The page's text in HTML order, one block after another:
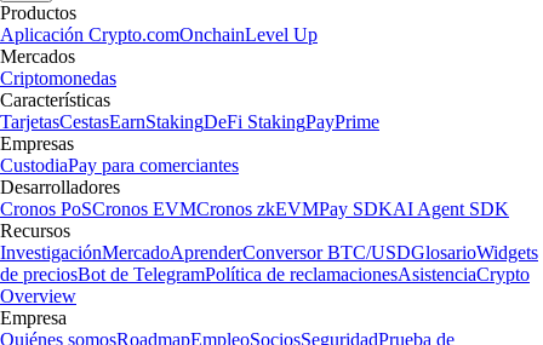
Productos
Aplicación Crypto.comOnchainLevel Up
Mercados
Criptomonedas
Características
TarjetasCestasEarnStakingDeFi StakingPayPrime
Empresas
CustodiaPay para comerciantes
Desarrolladores
Cronos PoSCronos EVMCronos zkEVMPay SDKAI Agent SDK
Recursos
InvestigaciónMercadoAprenderConversor BTC/USDGlosarioWidgets
de preciosBot de TelegramPolítica de reclamacionesAsistenciaCrypto
Overview
Empresa
Quiénes somosRoadmapEmpleoSociosSeguridadPrueba de